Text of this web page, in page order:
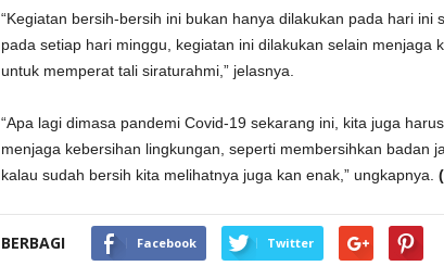
“Kegiatan bersih-bersih ini bukan hanya dilakukan pada hari ini
pada setiap hari minggu, kegiatan ini dilakukan selain menjaga
untuk memperat tali siraturahmi,” jelasnya.
“Apa lagi dimasa pandemi Covid-19 sekarang ini, kita juga
menjaga kebersihan lingkungan, seperti membersihkan badan
kalau sudah bersih kita melihatnya juga kan enak,” ungkapnya.
BERBAGI Facebook Twitter